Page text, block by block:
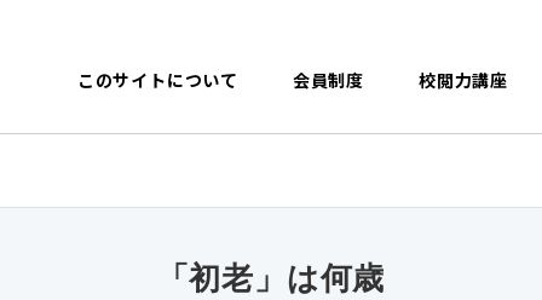
このサイトについて 会員制度 校閲力講座
「初老」は何歳